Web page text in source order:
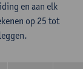
en aan elk
op 25 tot